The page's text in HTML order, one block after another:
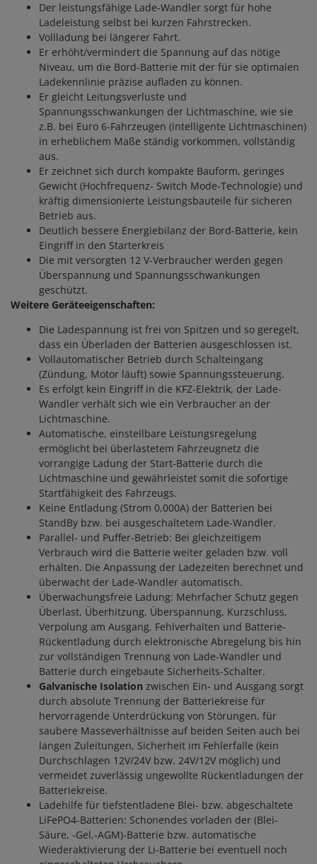
Der leistungsfähige Lade-Wandler sorgt für hohe
Ladeleistung selbst bei kurzen Fahrstrecken.
Vollladung bei längerer Fahrt.
Er erhöht/vermindert die Spannung auf das nötige
Niveau, um die Bord-Batterie mit der für sie optimalen
Ladekennlinie präzise aufladen zu können.
Er gleicht Leitungsverluste und
Spannungsschwankungen der Lichtmaschine, wie sie
z.B. bei Euro 6-Fahrzeugen (intelligente Lichtmaschinen)
in erheblichem Maße ständig vorkommen, vollständig
aus.
Er zeichnet sich durch kompakte Bauform, geringes
Gewicht (Hochfrequenz- Switch Mode-Technologie) und
kräftig dimensionierte Leistungsbauteile für sicheren
Betrieb aus.
Deutlich bessere Energiebilanz der Bord-Batterie, kein
Eingriff in den Starterkreis
Die mit versorgten 12 V-Verbraucher werden gegen
Überspannung und Spannungsschwankungen
geschützt.
Weitere Geräteeigenschaften:
Die Ladespannung ist frei von Spitzen und so geregelt,
dass ein Überladen der Batterien ausgeschlossen ist.
Vollautomatischer Betrieb durch Schalteingang
(Zündung, Motor läuft) sowie Spannungssteuerung.
Es erfolgt kein Eingriff in die KFZ-Elektrik, der Lade-
Wandler verhält sich wie ein Verbraucher an der
Lichtmaschine.
Automatische, einstellbare Leistungsregelung
ermöglicht bei überlastetem Fahrzeugnetz die
vorrangige Ladung der Start-Batterie durch die
Lichtmaschine und gewährleistet somit die sofortige
Startfähigkeit des Fahrzeugs.
Keine Entladung (Strom 0,000A) der Batterien bei
StandBy bzw. bei ausgeschaltetem Lade-Wandler.
Parallel- und Puffer-Betrieb: Bei gleichzeitigem
Verbrauch wird die Batterie weiter geladen bzw. voll
erhalten. Die Anpassung der Ladezeiten berechnet und
überwacht der Lade-Wandler automatisch.
Überwachungsfreie Ladung: Mehrfacher Schutz gegen
Überlast, Überhitzung, Überspannung, Kurzschluss,
Verpolung am Ausgang, Fehlverhalten und Batterie-
Rückentladung durch elektronische Abregelung bis hin
zur vollständigen Trennung von Lade-Wandler und
Batterie durch eingebaute Sicherheits-Schalter.
Galvanische Isolation zwischen Ein- und Ausgang sorgt
durch absolute Trennung der Batteriekreise für
hervorragende Unterdrückung von Störungen, für
saubere Masseverhältnisse auf beiden Seiten auch bei
langen Zuleitungen, Sicherheit im Fehlerfalle (kein
Durchschlagen 12V/24V bzw. 24V/12V möglich) und
vermeidet zuverlässig ungewollte Rückentladungen der
Batteriekreise.
Ladehilfe für tiefstentladene Blei- bzw. abgeschaltete
LiFePO4-Batterien: Schonendes vorladen der (Blei-
Säure, -Gel,-AGM)-Batterie bzw. automatische
Wiederaktivierung der Li-Batterie bei eventuell noch